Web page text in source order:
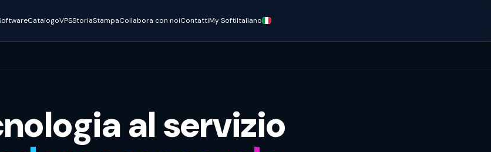
CatalogoVPSStoriaStampaCollabora con noiContattiMy SoftiItaliano
al servizio